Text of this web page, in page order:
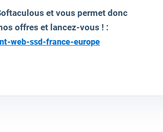
et vous permet donc
offres et lancez-vous ! :
web-ssd-france-europe